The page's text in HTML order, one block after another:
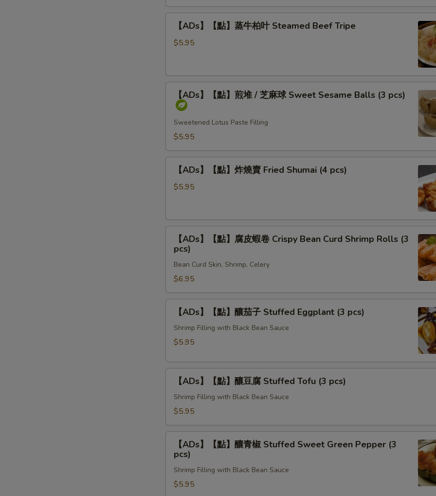
雞
Lotus
Wrapped
Sticky
【ADs】
【點】
叶
Steamed
Beef
Tripe
【ADs】【點】蒸牛柏叶 Steamed Beef Tripe
$5.95
【ADs】
【點】
麻
Sweet
Sesame
(3
pcs)
【ADs】【點】煎堆 / 芝麻球 Sweet Sesame Balls (3 pcs)
Sweetened Lotus Paste Filling
$5.95
【ADs】
【點】
Fried
Shumai
pcs)
【ADs】【點】炸燒賣 Fried Shumai (4 pcs)
$5.95
【ADs】
【點】
卷
Crispy
Bean
Curd
Shrimp
Rolls
(3
pcs)
【ADs】【點】腐皮蝦卷 Crispy Bean Curd Shrimp Rolls (3
pcs)
Bean Curd Skin, Shrimp, Celery
$6.95
【ADs】
【點】
Stuffed
Eggplant
pcs)
【ADs】【點】釀茄子 Stuffed Eggplant (3 pcs)
Shrimp Filling with Black Bean Sauce
$5.95
【ADs】
【點】
Stuffed
pcs)
【ADs】【點】釀豆腐 Stuffed Tofu (3 pcs)
Shrimp Filling with Black Bean Sauce
$5.95
【ADs】
【點】【ADs】【點】釀青椒 Stuffed Sweet Green Pepper (3
pcs)
Shrimp Filling with Black Bean Sauce
$5.95
NOTE EXTRA CHARGES MAY BE
SECTION